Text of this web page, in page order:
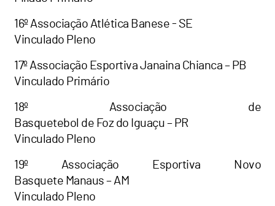
16º Associação Atlética Banese - SE
Vinculado Pleno
17º Associação Esportiva Janaina Chianca – PB
Vinculado Primário
18º Associação de
Basquetebol de Foz do Iguaçu – PR
Vinculado Pleno
19º Associação Esportiva Novo
Basquete Manaus – AM
Vinculado Pleno